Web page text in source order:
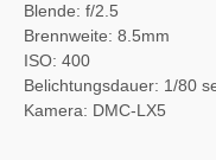
Blende: f/2.5
Brennweite: 8.5mm
ISO: 400
Belichtungsdauer: 1/80
Kamera: DMC-LX5